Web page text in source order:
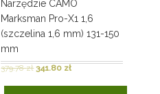
Narzędzie CAMO
Marksman Pro-X1 1,6
(szczelina 1,6 mm) 131-150
mm
379.78zł 341.80 zł